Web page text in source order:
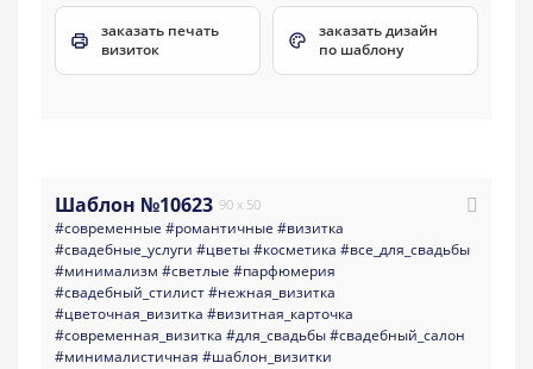
заказать печать
визиток
заказать дизайн
по шаблону
Шаблон №10623 90 x 50
#современные #романтичные #визитка
#свадебные_услуги #цветы#косметика #все_для_свадьбы
#минимализм #светлые #парфюмерия
#свадебный_стилист#нежная_визитка
#цветочная_визитка #визитная_карточка
#современная_визитка #для_свадьбы#свадебный_салон
#минималистичная #шаблон_визитки